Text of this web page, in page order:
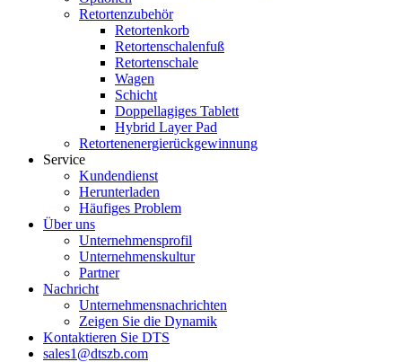
Retortenzubehör
Retortenkorb
Retortenschalenfuß
Retortenschale
Wagen
Schicht
Doppellagiges Tablett
Hybrid Layer Pad
Retortenenergierückgewinnung
Service
Kundendienst
Herunterladen
Häufiges Problem
Über uns
Unternehmensprofil
Unternehmenskultur
Partner
Nachricht
Unternehmensnachrichten
Zeigen Sie die Dynamik
Kontaktieren Sie DTS
sales1@dtszb.com